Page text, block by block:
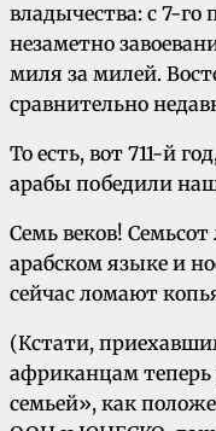
владычества: с 7-го
незаметно
миля за милей.
сравнительно
То есть, вот 711-й
арабы победили
Семь веков!
арабском языке и
сейчас ломают
(Кстати,
африканцам теперь
семьей», как